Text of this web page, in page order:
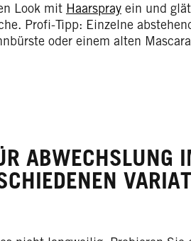
Look mit Haarsprayein und
Profi-Tipp: Einzelne
oder einem alten
ABWECHSLUNG